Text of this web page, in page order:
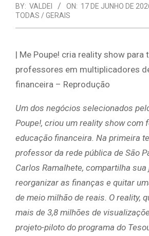
BY: VALDEI ON: 17 DE JUNHO DE
TODAS / GERAIS
| Me Poupe! cria reality show
professores em multiplicadores
financeira – Reprodução
Um dos negócios selecionados
Poupe!, criou um reality show com
educação financeira. Na primeira
professor da rede pública de São
Carlos Ramalhete, compartilha sua
reorganizar as finanças e quitar
de meio milhão de reais. O reality,
mais de 3,8 milhões de
projeto-piloto do programa do